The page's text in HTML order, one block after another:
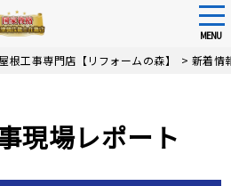
MENU
工事専門店【リフォームの森】 > 新着情
現場レポート